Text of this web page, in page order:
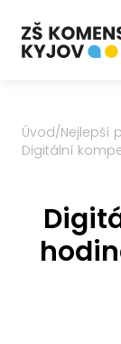
Úvod/Nejlepší
Digitální